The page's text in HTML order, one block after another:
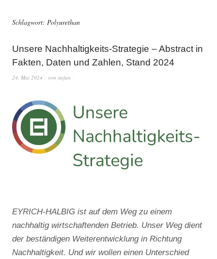
Schlagwort: Polyurethan
Unsere Nachhaltigkeits-Strategie – Abstract in
Fakten, Daten und Zahlen, Stand 2024
24. Mai 2024 von stefan
EYRICH-HALBIG ist auf dem Weg zu einem
nachhaltig wirtschaftenden Betrieb. Unser Weg dient
der beständigen Weiterentwicklung in Richtung
Nachhaltigkeit. Und wir wollen einen Unterschied